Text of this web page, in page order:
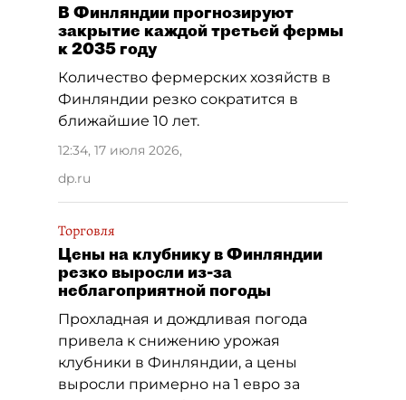
В Финляндии прогнозируют
закрытие каждой третьей фермы
к 2035 году
Количество фермерских хозяйств в
Финляндии резко сократится в
ближайшие 10 лет.
12:34, 17 июля 2026,
dp.ru
Торговля
Цены на клубнику в Финляндии
резко выросли из-за
неблагоприятной погоды
Прохладная и дождливая погода
привела к снижению урожая
клубники в Финляндии, а цены
выросли примерно на 1 евро за